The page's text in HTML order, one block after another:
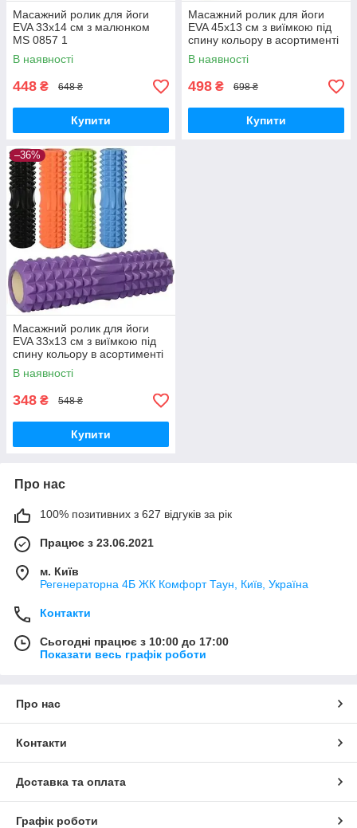
Масажний ролик для йоги
EVA 33х14 см з малюнком
MS 0857 1
В наявності
448 ₴ 648 ₴
Купити
Масажний ролик для йоги
EVA 45х13 см з виїмкою під
спину кольору в асортименті
MS 1843
В наявності
498 ₴ 698 ₴
Купити
–36%
Масажний ролик для йоги
EVA 33х13 см з виїмкою під
спину кольору в асортименті
MS 0857-4
В наявності
348 ₴ 548 ₴
Купити
Про нас
100% позитивних з 627 відгуків за рік
Працює з 23.06.2021
м. Київ
Регенераторна 4Б ЖК Комфорт Таун, Київ, Україна
Контакти
Сьогодні працює з 10:00 до 17:00
Показати весь графік роботи
Про нас
Контакти
Доставка та оплата
Графік роботи